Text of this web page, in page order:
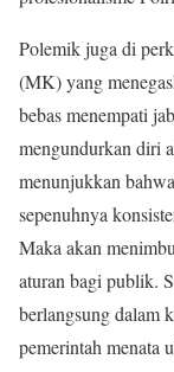
Polemik juga di
(MK) yang
bebas menempati
mengundurkan diri
menunjukkan
sepenuhnya
Maka akan
aturan bagi publik.
berlangsung dalam
pemerintah menata